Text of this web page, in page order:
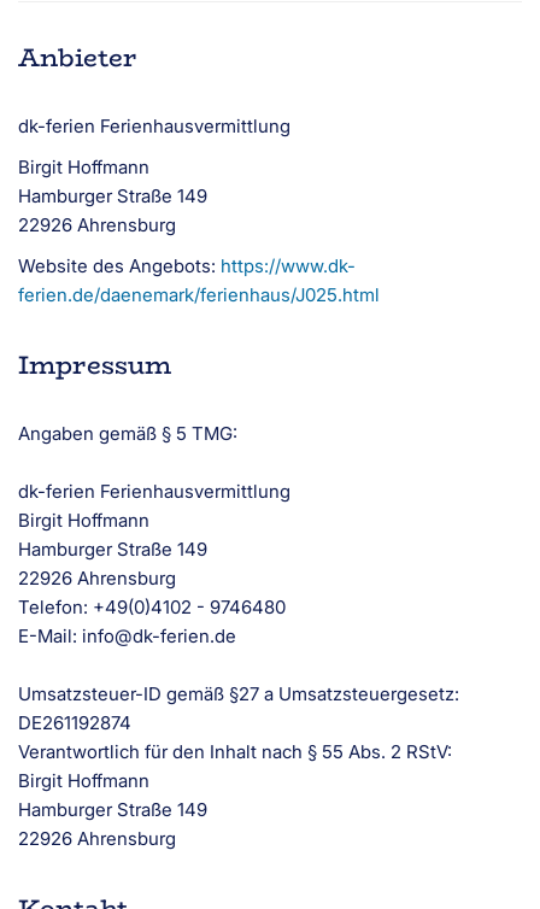
Anbieter
dk-ferien Ferienhausvermittlung
Birgit Hoffmann
Hamburger Straße 149
22926 Ahrensburg
Website des Angebots: https://www.dk-
ferien.de/daenemark/ferienhaus/J025.html
Impressum
Angaben gemäß § 5 TMG:
dk-ferien Ferienhausvermittlung
Birgit Hoffmann
Hamburger Straße 149
22926 Ahrensburg
Telefon: +49(0)4102 - 9746480
E-Mail: info@dk-ferien.de
Umsatzsteuer-ID gemäß §27 a Umsatzsteuergesetz:
DE261192874
Verantwortlich für den Inhalt nach § 55 Abs. 2 RStV:
Birgit Hoffmann
Hamburger Straße 149
22926 Ahrensburg